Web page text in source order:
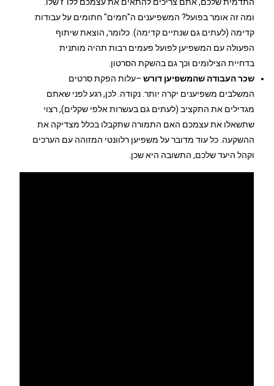
התדמית שלכם, אתם צריכים להתאים את עצמכם ללו"ז שלו.
ומה זה אומר בפועל? המשפיענים ה"חמים" חתומים על עבודות
קדימה (לעתים גם שנתיים קדימה). כלומר, הוצאת שיתוף
הפעולה עם המשפיען לפועל פעמים רבות תהיה מותנית
בדחיית הצילומים וכך גם בהשקת הסרטון.
שכר העבודה שהמשפיען דורש –עלות הפקת סרטים
המשלבים משפיענים יקרה יותר. נקודה. לכן, רגע לפני שאתם
מגדילים את התקציב (לעתים גם בעשרות אלפי שקלים), רצוי
שתשאלו את עצמכם האם התמורה שתקבלו בכלל מצדיקה את
ההשקעה. כל עוד מדובר על משפיען רלוונטי המזוהה עם הערכים
וקהל היעד שלכם, התשובה היא שכן.